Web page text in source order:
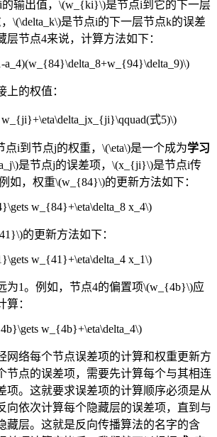
的输出值，\(w_{ki}\)是节点i到它的下一层
\(\delta_k\)是节点i的下一层节点k的误差
层节点4来说，计算方法如下：
a_4)(w_{84}\delta_8+w_{94}\delta_9)\)
上的权值：
式5)\)
i到节点j的权重，\(\eta\)是一个成为学习
是节点j的误差项，\(x_{ji}\)是节点i传
如，权重\(w_{84}\)的更新方法如下：
w_{84}+\eta\delta_8 x_4\)
的更新方法如下：
w_{41}+\eta\delta_4 x_1\)
为1。例如，节点4的偏置项\(w_{4b}\)应
：
w_{4b}+\eta\delta_4\)
网络每个节点误差项的计算和权重更新方
节点的误差项，需要先计算每个与其相连
项。这就要求误差项的计算顺序必须是从
向依次计算每个隐藏层的误差项，直到与
藏层。这就是反向传播算法的名字的含